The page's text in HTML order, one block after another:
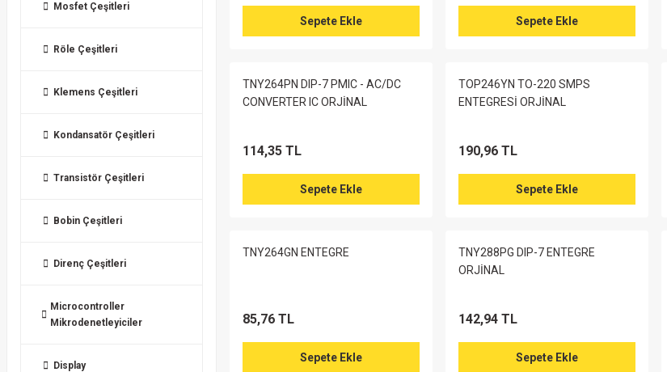
Mosfet Çeşitleri
Röle Çeşitleri
Klemens Çeşitleri
Kondansatör Çeşitleri
Transistör Çeşitleri
Bobin Çeşitleri
Direnç Çeşitleri
Microcontroller
Mikrodenetleyiciler
Display
Sepete Ekle Sepete Ekle
TNY264PN DIP-7 PMIC - AC/DC
CONVERTER IC ORJİNAL
114,35 TL
Sepete Ekle
TOP246YN TO-220 SMPS
ENTEGRESİ ORJİNAL
190,96 TL
Sepete Ekle
TNY264GN ENTEGRE
85,76 TL
Sepete Ekle
TNY288PG DIP-7 ENTEGRE
ORJİNAL
142,94 TL
Sepete Ekle